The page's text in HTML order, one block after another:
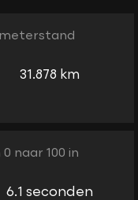
31.878 km
0 naar 100 in
6.1 seconden